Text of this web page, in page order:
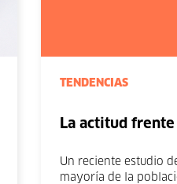
TENDENCIAS
La actitud frente
Un reciente estudio
mayoría de la